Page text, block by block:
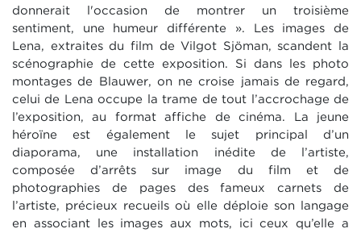
donnerait l'occasion de montrer un troisième
sentiment, une humeur différente ». Les images de
Lena, extraites du film de Vilgot Sjöman, scandent la
scénographie de cette exposition. Si dans les photo
montages de Blauwer, on ne croise jamais de regard,
celui de Lena occupe la trame de tout l’accrochage de
l’exposition, au format affiche de cinéma. La jeune
héroïne est également le sujet principal d’un
diaporama, une installation inédite de l’artiste,
composée d’arrêts sur image du film et de
photographies de pages des fameux carnets de
l’artiste, précieux recueils où elle déploie son langage
en associant les images aux mots, ici ceux qu’elle a